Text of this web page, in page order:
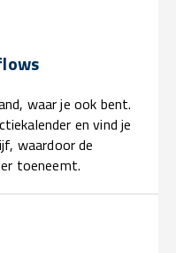
waar je ook bent.
en vind je
waardoor de
toeneemt.